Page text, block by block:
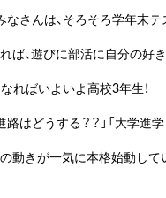
さんは、そろそろ学年末テ
ば、遊びに部活に自分の好
ればいよいよ高校3年生！
はどうする？？」「大学進学
動きが一気に本格始動して